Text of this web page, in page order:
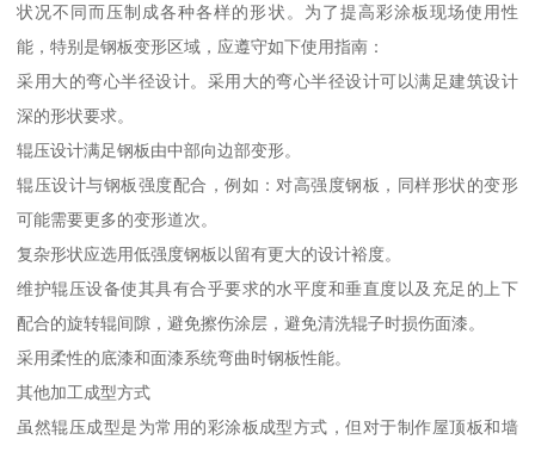
状况不同而压制成各种各样的形状。为了提高彩涂板现场使用性
能，特别是钢板变形区域，应遵守如下使用指南：
采用大的弯心半径设计。采用大的弯心半径设计可以满足建筑设计
深的形状要求。
辊压设计满足钢板由中部向边部变形。
辊压设计与钢板强度配合，例如：对高强度钢板，同样形状的变形
可能需要更多的变形道次。
复杂形状应选用低强度钢板以留有更大的设计裕度。
维护辊压设备使其具有合乎要求的水平度和垂直度以及充足的上下
配合的旋转辊间隙，避免擦伤涂层，避免清洗辊子时损伤面漆。
采用柔性的底漆和面漆系统弯曲时钢板性能。
其他加工成型方式
虽然辊压成型是为常用的彩涂板成型方式，但对于制作屋顶板和墙